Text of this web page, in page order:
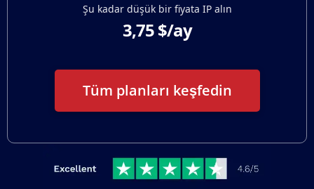
Şu kadar düşük bir fiyata IP alın
3,75 $/ay
Tüm planları keşfedin